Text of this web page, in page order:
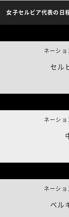
女子セルビア代表の日
セル
ネーシ
ネーシ
ベル
ネーシ